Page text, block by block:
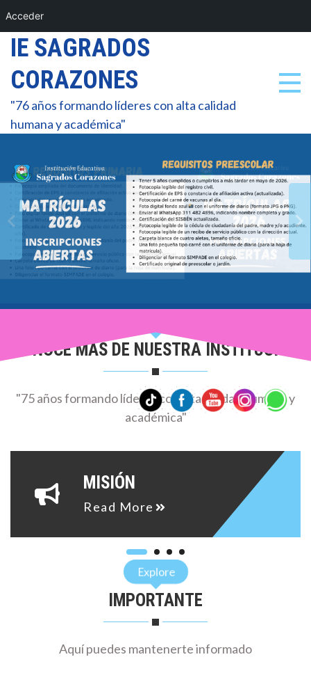
Acceder
Skip
content
IE SAGRADOS
CORAZONES
"76 años formando líderes con alta calidad
humana y académica"
CONOCE MÁS DE NUESTRA INSTITUCIÓN
"75 años formando líderes con alta calidad humana y
académica"
MISIÓN
Read More
Explore
IMPORTANTE
Aquí puedes mantenerte informado
9
9
1
1
1
2
2
6
8
1
4
7
0
2
5
8
1
3
2
5
7
0